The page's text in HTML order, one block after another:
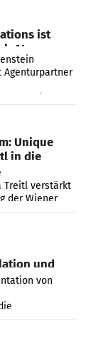
ist
Agenturpartner
Unique
in die
Treitl verstärkt
der Wiener
Kalina und
und
von
und